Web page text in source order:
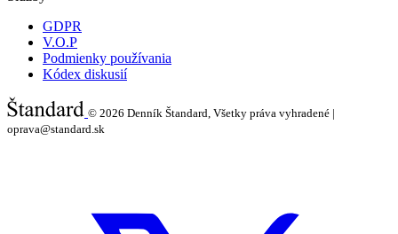
GDPR
V.O.P
Podmienky používania
Kódex diskusií
© 2026 Denník Štandard, Všetky práva vyhradené |
oprava@standard.sk